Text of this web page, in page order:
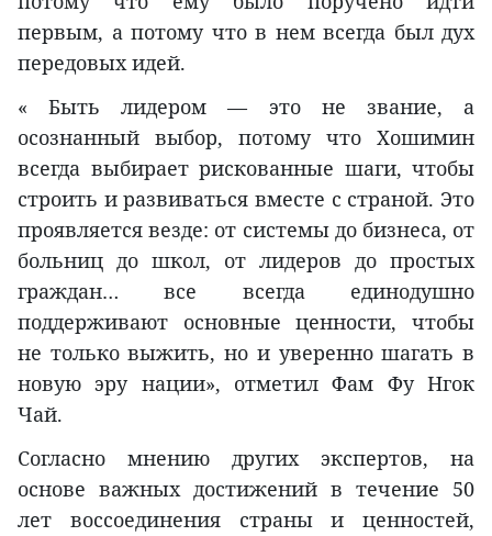
первым, а потому что в нем всегда был дух
передовых идей.
« Быть лидером — это не звание, а
осознанный выбор, потому что Хошимин
всегда выбирает рискованные шаги, чтобы
строить и развиваться вместе с страной. Это
проявляется везде: от системы до бизнеса, от
больниц до школ, от лидеров до простых
граждан… все всегда единодушно
поддерживают основные ценности, чтобы
не только выжить, но и уверенно шагать в
новую эру нации», отметил Фам Фу Нгок
Чай.
Согласно мнению других экспертов, на
основе важных достижений в течение 50
лет воссоединения страны и ценностей,